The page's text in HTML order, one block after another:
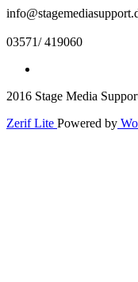
03571/ 419060
2016 Stage Media
Zerif Lite Powered by